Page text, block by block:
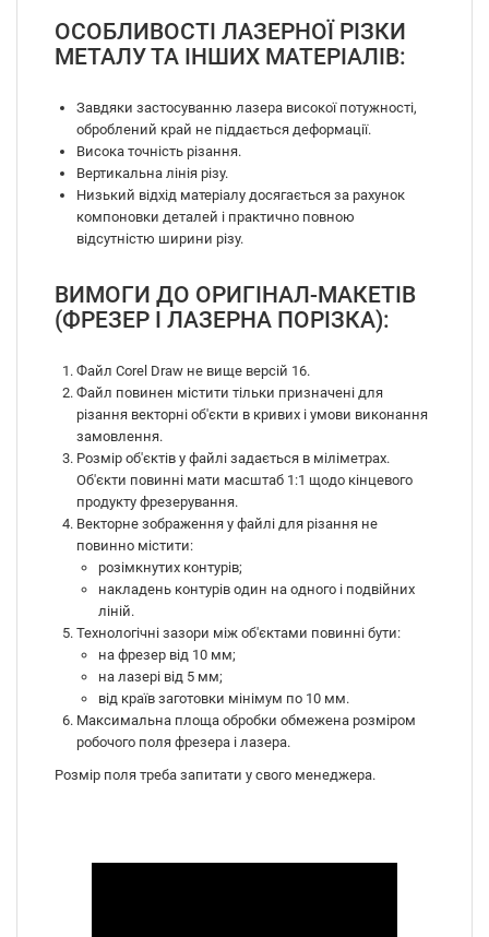
ОСОБЛИВОСТІ ЛАЗЕРНОЇ РІЗКИ
МЕТАЛУ ТА ІНШИХ МАТЕРІАЛІВ:
Завдяки застосуванню лазера високої потужності,
оброблений край не піддається деформації.
Висока точність різання.
Вертикальна лінія різу.
Низький відхід матеріалу досягається за рахунок
компоновки деталей і практично повною
відсутністю ширини різу.
ВИМОГИ ДО ОРИГІНАЛ-МАКЕТІВ
(ФРЕЗЕР І ЛАЗЕРНА ПОРІЗКА):
Файл Corel Draw не вище версій 16.
Файл повинен містити тільки призначені для
різання векторні об'єкти в кривих і умови виконання
замовлення.
Розмір об'єктів у файлі задається в міліметрах.
Об'єкти повинні мати масштаб 1:1 щодо кінцевого
продукту фрезерування.
Векторне зображення у файлі для різання не
повинно містити:
розімкнутих контурів;
накладень контурів один на одного і подвійних
ліній.
Технологічні зазори між об'єктами повинні бути:
на фрезер від 10 мм;
на лазері від 5 мм;
від країв заготовки мінімум по 10 мм.
Максимальна площа обробки обмежена розміром
робочого поля фрезера і лазера.
Розмір поля треба запитати у свого менеджера.